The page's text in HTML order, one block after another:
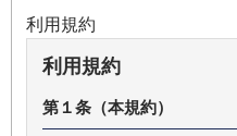
利用規約
利用規約
第１条（本規約）